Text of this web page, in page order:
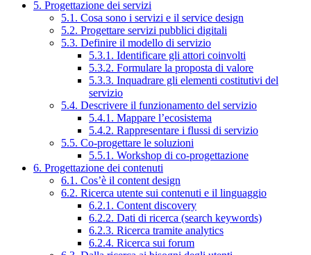
5. Progettazione dei servizi
5.1. Cosa sono i servizi e il service design
5.2. Progettare servizi pubblici digitali
5.3. Definire il modello di servizio
5.3.1. Identificare gli attori coinvolti
5.3.2. Formulare la proposta di valore
5.3.3. Inquadrare gli elementi costitutivi del
servizio
5.4. Descrivere il funzionamento del servizio
5.4.1. Mappare l’ecosistema
5.4.2. Rappresentare i flussi di servizio
5.5. Co-progettare le soluzioni
5.5.1. Workshop di co-progettazione
6. Progettazione dei contenuti
6.1. Cos’è il content design
6.2. Ricerca utente sui contenuti e il linguaggio
6.2.1. Content discovery
6.2.2. Dati di ricerca (search keywords)
6.2.3. Ricerca tramite analytics
6.2.4. Ricerca sui forum